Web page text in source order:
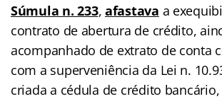
Súmula n. 233, afastava a
contrato de abertura de crédito,
acompanhado de extrato de conta
com a superveniência da Lei n.
criada a cédula de crédito